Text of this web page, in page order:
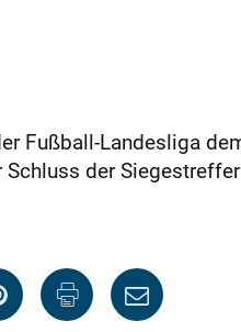
Fußball-Landesliga
der